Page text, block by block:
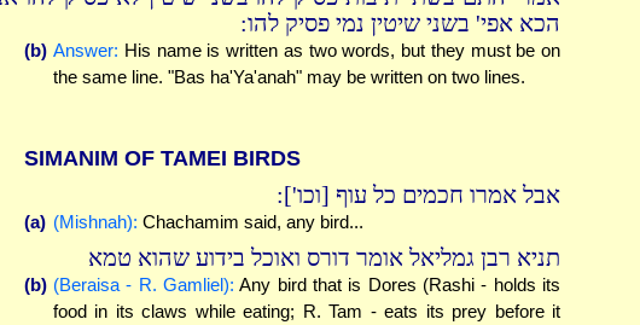
הכא אפי' בשני שיטין נמי פסיק להו:
(b) Answer: His name is written as two words, but they must be on
the same line. "Bas ha'Ya'anah" may be written on two lines.
SIMANIM OF TAMEI BIRDS
אבל אמרו חכמים כל עוף [וכו']:
(a) (Mishnah): Chachamim said, any bird...
תניא רבן גמליאל אומר דורס ואוכל בידוע שהוא טמא
(b) (Beraisa - R. Gamliel): Any bird that is Dores (Rashi - holds its
food in its claws while eating; R. Tam - eats its prey before it